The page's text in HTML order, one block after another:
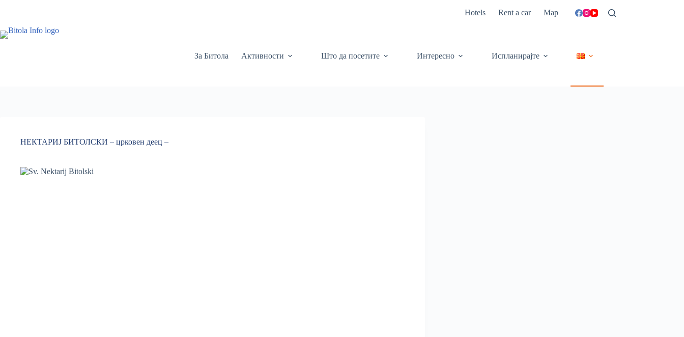
Hotels Rent a car Map
За Битола Активности Што да посетите Интересно Испланирајте
НЕКТАРИЈ БИТОЛСКИ – црковен деец –